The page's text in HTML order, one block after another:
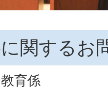
関するお
育係